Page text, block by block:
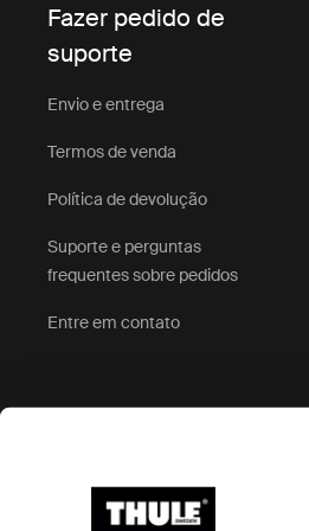
Fazer pedido de
suporte
Envio e entrega
Termos de venda
Política de devolução
Suporte e perguntas
frequentes sobre pedidos
Entre em contato